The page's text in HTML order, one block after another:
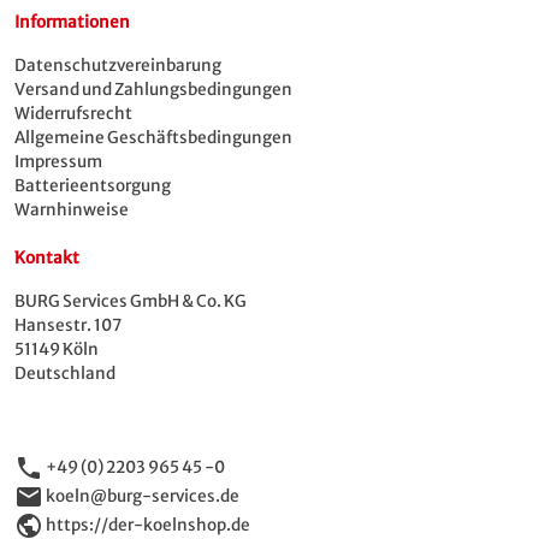
Informationen
Datenschutzvereinbarung
Versand und Zahlungsbedingungen
Widerrufsrecht
Allgemeine Geschäftsbedingungen
Impressum
Batterieentsorgung
Warnhinweise
Kontakt
BURG Services GmbH & Co. KG
Hansestr. 107
51149 Köln
Deutschland
phone +49 (0) 2203 965 45 -0
email koeln@burg-services.de
public https://der-koelnshop.de